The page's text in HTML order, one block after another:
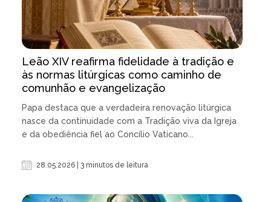
Leão XIV reafirma fidelidade à tradição e
às normas litúrgicas como caminho de
comunhão e evangelização
Papa destaca que a verdadeira renovação litúrgica
nasce da continuidade com a Tradição viva da Igreja
e da obediência fiel ao Concílio Vaticano...
28.05.2026 | 3 minutos de leitura